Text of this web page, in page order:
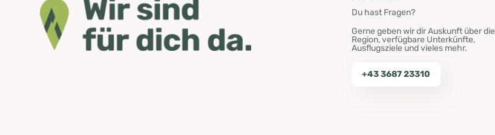
Du hast Fragen?
Gerne geben wir dir Auskunft über die
Region, verfügbare Unterkünfte,
Ausflugsziele und vieles mehr.
+43 3687 23310